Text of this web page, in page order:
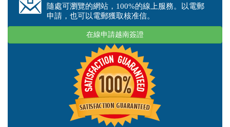
隨處可瀏覽的網站，100%的線上服務。以電郵
申請，也可以電郵獲取核准信。
在線申請越南簽證